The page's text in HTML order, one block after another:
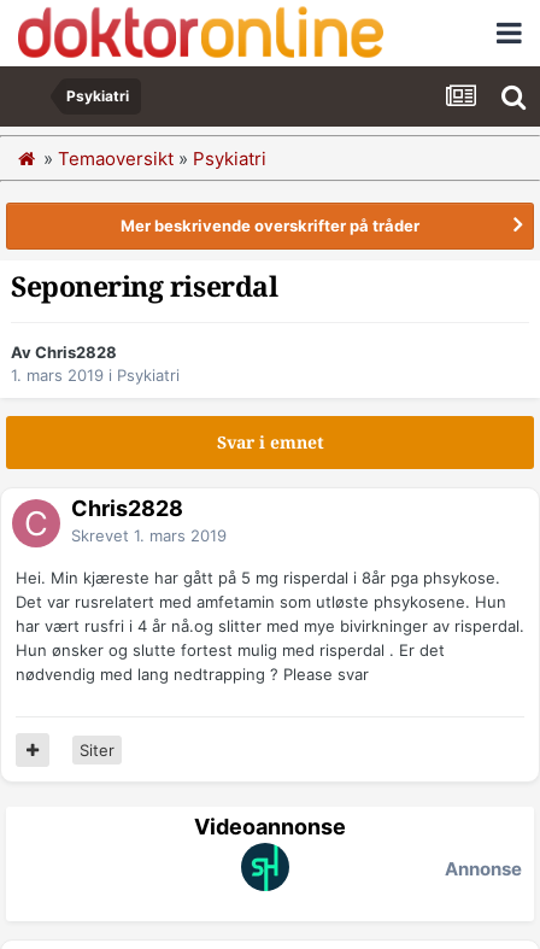
Psykiatri
» Temaoversikt » Psykiatri
Mer beskrivende overskrifter på tråder
Seponering riserdal
Av Chris2828
1. mars 2019 i Psykiatri
Svar i emnet
Chris2828
Skrevet 1. mars 2019
Hei. Min kjæreste har gått på 5 mg risperdal i 8år pga phsykose.
Det var rusrelatert med amfetamin som utløste phsykosene. Hun
har vært rusfri i 4 år nå.og slitter med mye bivirkninger av risperdal.
Hun ønsker og slutte fortest mulig med risperdal . Er det
nødvendig med lang nedtrapping ? Please svar
Siter
Videoannonse
Annonse